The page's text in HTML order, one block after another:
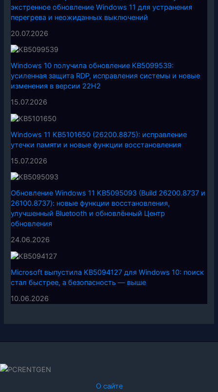
экстренное обновление Windows 11 для устранения
перегрева и неожиданных выключений
20.07.2026
Windows 10 получила обновление KB5099539:
усиленная защита RDP, исправления системы и новые
изменения в версии 22H2
15.07.2026
Windows 11 KB5101650 (26200.8875): исправление
утечки памяти и новые функции восстановления
15.07.2026
Обновление Windows 11 KB5095093 (Build 26200.8737 и
26100.8737): новые функции восстановления,
улучшенный Bluetooth и обновлённый Центр
обновления
24.06.2026
Microsoft выпустила KB5094127 для Windows 10: поиск
стал быстрее, а безопасность — выше
10.06.2026
О сайте